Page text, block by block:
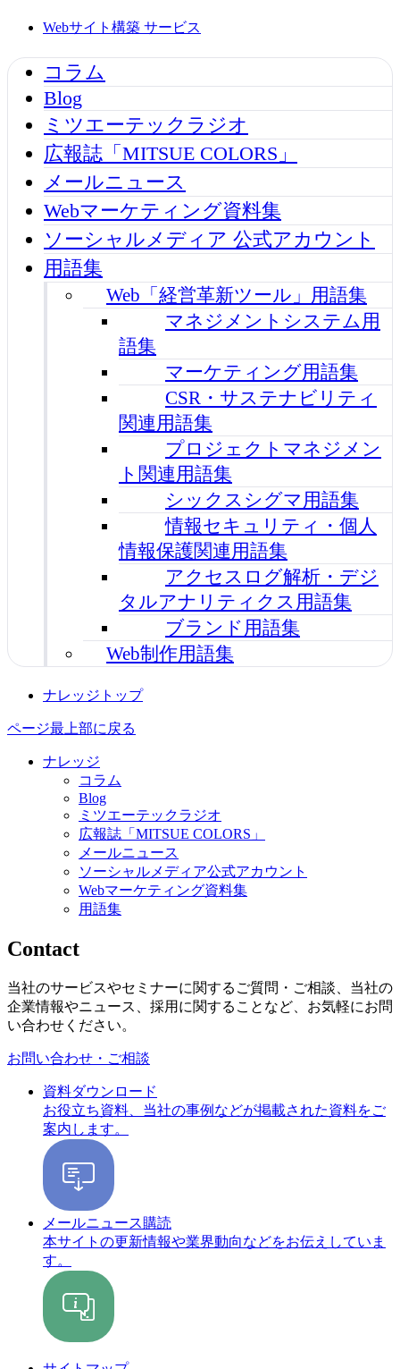
Webサイト構築 サービス
コラム
Blog
ミツエーテックラジオ
広報誌「MITSUE COLORS」
メールニュース
Webマーケティング資料集
ソーシャルメディア 公式アカウント
用語集
Web「経営革新ツール」用語集
マネジメントシステム用
語集
マーケティング用語集
CSR・サステナビリティ
関連用語集
プロジェクトマネジメン
ト関連用語集
シックスシグマ用語集
情報セキュリティ・個人
情報保護関連用語集
アクセスログ解析・デジ
タルアナリティクス用語集
ブランド用語集
Web制作用語集
ナレッジトップ
ページ最上部に戻る
ナレッジ
コラム
Blog
ミツエーテックラジオ
広報誌「MITSUE COLORS」
メールニュース
ソーシャルメディア公式アカウント
Webマーケティング資料集
用語集
Contact
当社のサービスやセミナーに関するご質問・ご相談、当社の
企業情報やニュース、採用に関することなど、お気軽にお問
い合わせください。
お問い合わせ・ご相談
資料ダウンロード
お役立ち資料、当社の事例などが掲載された資料をご
案内します。
メールニュース購読
本サイトの更新情報や業界動向などをお伝えしていま
す。